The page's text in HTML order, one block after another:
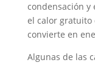
condensación y
el calor gratuito
convierte en
Algunas de las